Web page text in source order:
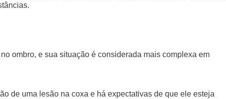
ombro, e sua situação é considerada mais complexa em
de uma lesão na coxa e há expectativas de que ele esteja